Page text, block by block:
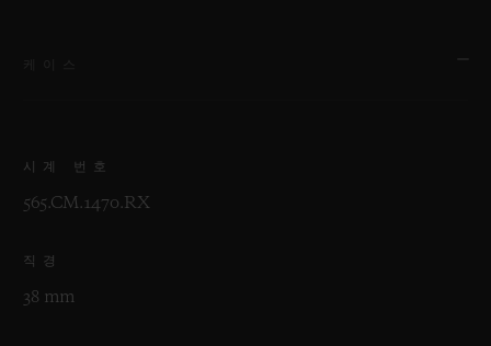
시계 번호
565.CM.1470.RX
직경
38 mm